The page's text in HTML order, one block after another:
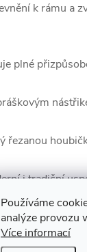
Používáme
analýze provozu
Více informací
k rámu a
plné
řezanou
i tradiční